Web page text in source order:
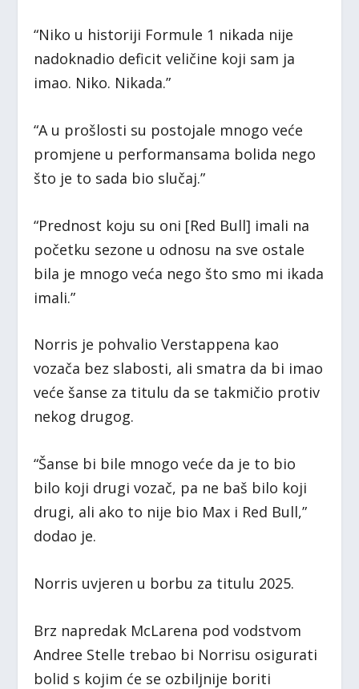
“Niko u historiji Formule 1 nikada nije
nadoknadio deficit veličine koji sam ja
imao. Niko. Nikada.”
“A u prošlosti su postojale mnogo veće
promjene u performansama bolida nego
što je to sada bio slučaj.”
“Prednost koju su oni [Red Bull] imali na
početku sezone u odnosu na sve ostale
bila je mnogo veća nego što smo mi ikada
imali.”
Norris je pohvalio Verstappena kao
vozača bez slabosti, ali smatra da bi imao
veće šanse za titulu da se takmičio protiv
nekog drugog.
“Šanse bi bile mnogo veće da je to bio
bilo koji drugi vozač, pa ne baš bilo koji
drugi, ali ako to nije bio Max i Red Bull,”
dodao je.
Norris uvjeren u borbu za titulu 2025.
Brz napredak McLarena pod vodstvom
Andree Stelle trebao bi Norrisu osigurati
bolid s kojim će se ozbiljnije boriti